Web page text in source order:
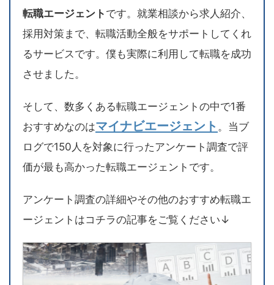
転職エージェント です。就業相談から求人紹介、
採用対策まで、転職活動全般をサポートしてくれ
るサービスです。僕も実際に利用して転職を成功
させました。
そして、数多くある転職エージェントの中で1番
おすすめなのはマイナビエージェント 。当ブ
ログで150人を対象に行ったアンケート調査で評
価が最も高かった転職エージェントです。
アンケート調査の詳細やその他のおすすめ転職エ
ージェントはコチラの記事をご覧ください↓